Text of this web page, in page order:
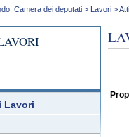
Camera dei deputati > Lavori >
Lavori